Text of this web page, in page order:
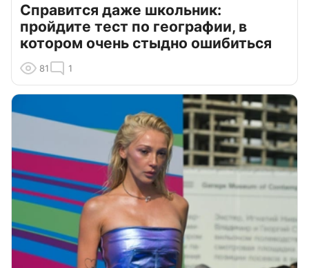
Справится даже школьник:
пройдите тест по географии, в
котором очень стыдно ошибиться
81 1